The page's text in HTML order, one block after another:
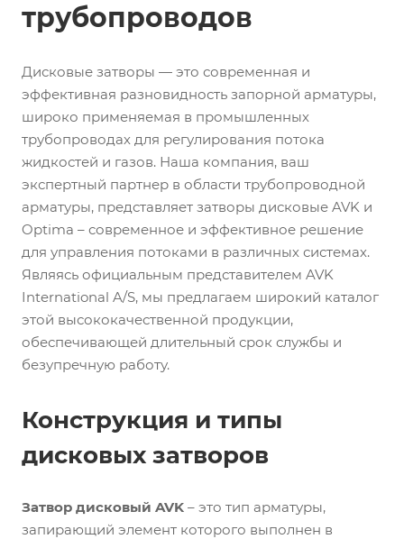
трубопроводов
Дисковые затворы — это современная и
эффективная разновидность запорной арматуры,
широко применяемая в промышленных
трубопроводах для регулирования потока
жидкостей и газов. Наша компания, ваш
экспертный партнер в области трубопроводной
арматуры, представляет затворы дисковые AVK и
Optima – современное и эффективное решение
для управления потоками в различных системах.
Являясь официальным представителем AVK
International A/S, мы предлагаем широкий каталог
этой высококачественной продукции,
обеспечивающей длительный срок службы и
безупречную работу.
Конструкция и типы
дисковых затворов
Затвор дисковый AVK – это тип арматуры,
запирающий элемент которого выполнен в